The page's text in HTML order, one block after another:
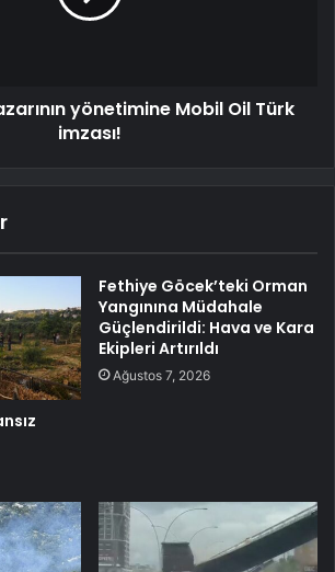
yönetimine Mobil Oil Türk
imzası!
Fethiye Göcek’teki Orman
Yangınına Müdahale
Güçlendirildi: Hava ve Kara
Ekipleri Artırıldı
Ağustos 7, 2026